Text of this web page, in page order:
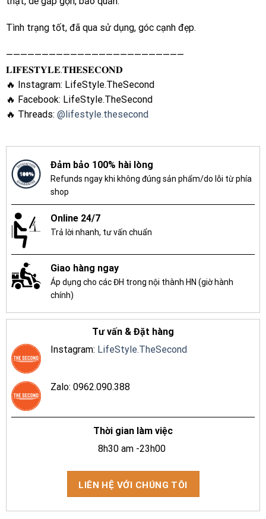
Tình trạng tốt, đã qua sử dụng, góc cạnh đẹp.
—————————————————————————
𝐋𝐈𝐅𝐄𝐒𝐓𝐘𝐋𝐄.𝐓𝐇𝐄𝐒𝐄𝐂𝐎𝐍𝐃
🔥 Instagram: LifeStyle.TheSecond
🔥 Facebook: LifeStyle.TheSecond
🔥 Threads: @lifestyle.thesecond
Đảm bảo 100% hài lòng
Refunds ngay khi không đúng sản phẩm/do lỗi từ phía
shop
Online 24/7
Trả lời nhanh, tư vấn chuẩn
Giao hàng ngay
Áp dụng cho các ĐH trong nội thành HN (giờ hành
chính)
Tư vấn & Đặt hàng
Instagram: LifeStyle.TheSecond
Zalo: 0962.090.388
Thời gian làm việc
8h30 am -23h00
LIÊN HỆ VỚI CHÚNG TÔI